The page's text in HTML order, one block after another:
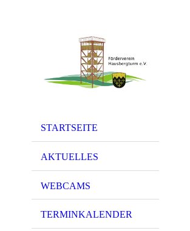
STARTSEITE
AKTUELLES
WEBCAMS
TERMINKALENDER